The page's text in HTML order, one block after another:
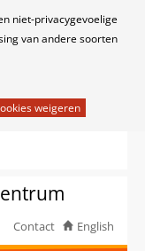
niet-privacygevoelige
van andere soorten
Contact English